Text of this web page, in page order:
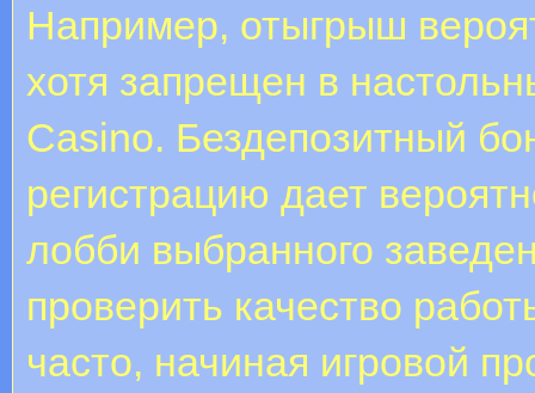
Например, отыгрыш
хотя запрещен в
Casino. Бездепозитный
регистрацию дает
лобби выбранного
проверить качество
часто, начиная игровой